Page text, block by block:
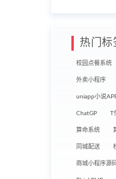
热门标
校园点餐系统
外卖小程序
uniapp小说
ChatGP T
算命系统
同城配送
商城小程序源